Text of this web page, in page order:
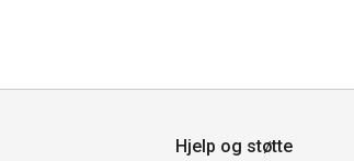
Hjelp og støtte